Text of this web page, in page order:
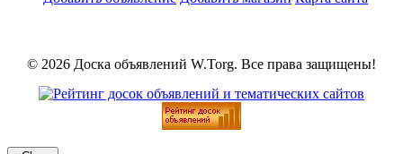
© 2026 Доска объявлений W.Torg. Все права защищены!